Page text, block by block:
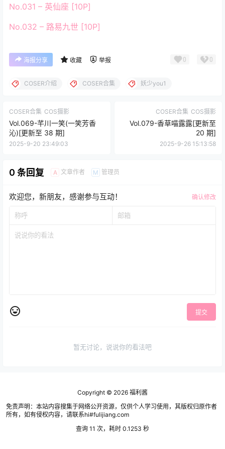
No.031 – 英仙座 [10P]
No.032 – 路易九世 [10P]
海报分享 收藏 举报 0 0
COSER介绍 COSER合集 妖少you1
COSER合集 COS摄影
Vol.069-芊川一笑(一笑芳香
沁)[更新至 38 期]
2025-9-20 23:49:03
COSER合集 COS摄影
Vol.079-香草喵露露[更新至
20 期]
2025-9-26 15:13:58
0 条回复 A 文章作者 M 管理员
欢迎您，新朋友，感谢参与互动！ 确认修改
提交
暂无讨论，说说你的看法吧
Copyright © 2026 福利酱
免责声明：本站内容搜集于网络公开资源，仅供个人学习使用，其版权归原作者
所有，如有侵权内容，请联系hi#fulijiang.com
查询 11 次，耗时 0.1253 秒